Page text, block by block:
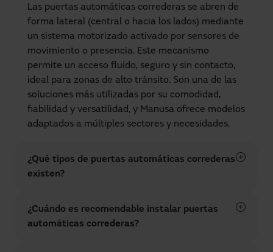
Las puertas automáticas correderas se abren de
forma lateral (central o hacia los lados) mediante
un sistema motorizado activado por sensores de
movimiento o presencia. Este mecanismo
permite un acceso fluido, seguro y sin contacto,
ideal para zonas de alto tránsito. Son una de las
soluciones más utilizadas por su comodidad,
fiabilidad y versatilidad, y Manusa ofrece modelos
adaptados a múltiples sectores y necesidades.
¿Qué tipos de puertas automáticas correderas
existen?
¿Cuándo es recomendable instalar puertas
automáticas correderas?